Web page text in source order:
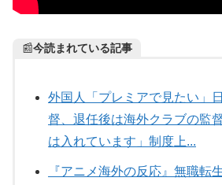
📰今読まれている記事
外国人「プレミアで見たい」
督、退任後は海外クラブの監
は入れています」制度上...
『アニメ海外の反応』無職転